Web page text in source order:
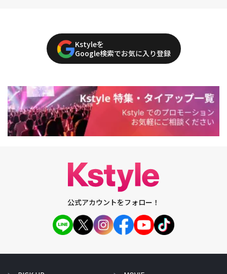
Kstyleを
Google検索でお気に入り登録
公式アカウントをフォロー！